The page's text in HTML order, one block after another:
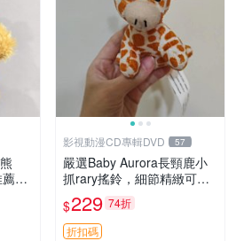
收
影視動漫CD專輯DVD 57
嚴選Baby Aurora長頸鹿小
抓rary搖鈴，細節精緻可聆
聽清脆鈴音 軟萌可愛 定制
紀念 金屬搖鈴 新手媽咪推
薦 長頸鹿 抓rary 搖鈴
$229 74折
折扣碼